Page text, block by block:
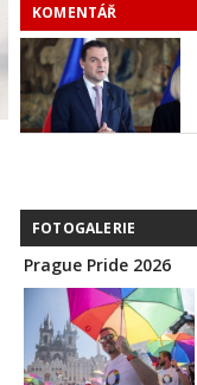
KOMENTÁŘ
FOTOGALERIE
Prague Pride 2026